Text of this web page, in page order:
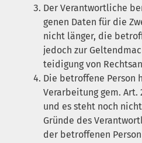
Der Ver­ant­wort­li­che
ge­nen Daten für die
nicht län­ger, die
jedoch zur
tei­di­gung von
Die betrof­fe­ne Per­son
Ver­ar­bei­tung gem. Art.
und es steht noch
Grün­de des
der betrof­fe­nen